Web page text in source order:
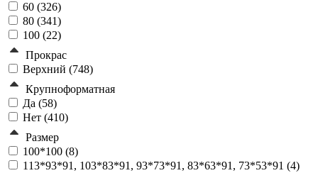
60 (326)
80 (341)
100 (22)
Прокрас
Верхний (748)
Крупноформатная
Да (58)
Нет (410)
Размер
100*100 (8)
113*93*91, 103*83*91, 93*73*91, 83*63*91, 73*53*91 (4)